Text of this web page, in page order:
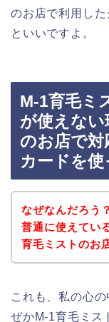
のお店で利用し
といいですよ。
M-1育毛ミ
が使えない
のお店で
カードを使
なぜなんだろう
普通に使えてい
育毛ミストのお
これも、私の心
ぜかM-1育毛ミス